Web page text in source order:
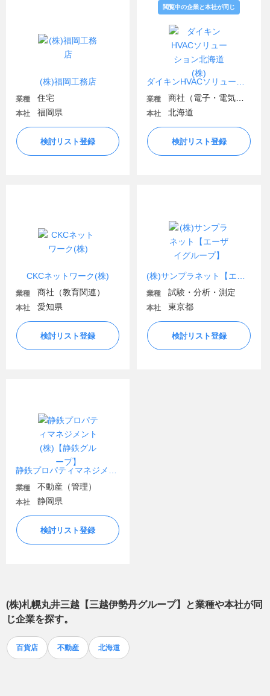
(株)福岡工務店
業種 住宅
本社 福岡県
検討リスト登録
閲覧中の企業と本社が同じ
業種
本社 北海道
検討リスト登録
CKCネットワーク(株)
業種 商社（教育関連）
本社 愛知県
検討リスト登録
業種 試験・分析・測定
本社 東京都
検討リスト登録
業種 不動産（管理）
本社 静岡県
検討リスト登録
(株)札幌丸井三越【三越伊勢丹グループ】
と業種や本社が同
じ企業を探す。
百貨店 不動産 北海道